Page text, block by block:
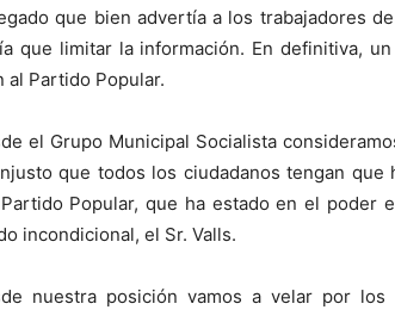
que bien advertía a los trabajadores
que limitar la información. En definitiva,
al Partido Popular.
el Grupo Municipal Socialista
que todos los ciudadanos tengan
Popular, que ha estado en el poder
incondicional, el Sr. Valls.
nuestra posición vamos a velar por